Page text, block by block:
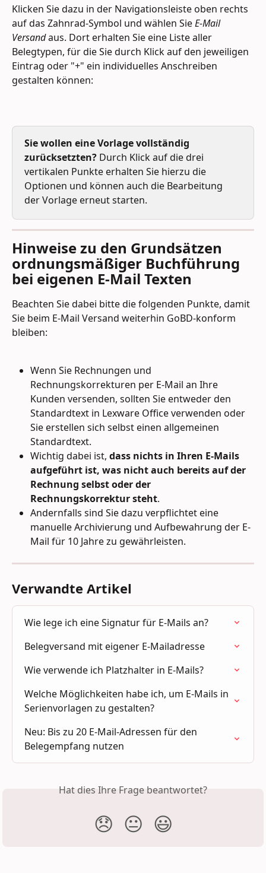
Klicken Sie dazu in der Navigationsleiste oben rechts
auf das Zahnrad-Symbol und wählen Sie E-Mail
Versand aus. Dort erhalten Sie eine Liste aller
Belegtypen, für die Sie durch Klick auf den jeweiligen
Eintrag oder "+" ein individuelles Anschreiben
gestalten können:
Sie wollen eine Vorlage vollständig
zurücksetzten? Durch Klick auf die drei
vertikalen Punkte erhalten Sie hierzu die
Optionen und können auch die Bearbeitung
der Vorlage erneut starten.
Hinweise zu den Grundsätzen
ordnungsmäßiger Buchführung
bei eigenen E-Mail Texten
Beachten Sie dabei bitte die folgenden Punkte, damit
Sie beim E-Mail Versand weiterhin GoBD-konform
bleiben:
Wenn Sie Rechnungen und
Rechnungskorrekturen per E-Mail an Ihre
Kunden versenden, sollten Sie entweder den
Standardtext in Lexware Office verwenden oder
Sie erstellen sich selbst einen allgemeinen
Standardtext.
Wichtig dabei ist, dass nichts in Ihren E-Mails
aufgeführt ist, was nicht auch bereits auf der
Rechnung selbst oder der
Rechnungskorrektur steht.
Andernfalls sind Sie dazu verpflichtet eine
manuelle Archivierung und Aufbewahrung der E-
Mail für 10 Jahre zu gewährleisten.
Verwandte Artikel
Wie lege ich eine Signatur für E-Mails an?
Belegversand mit eigener E-Mailadresse
Wie verwende ich Platzhalter in E-Mails?
Welche Möglichkeiten habe ich, um E-Mails in
Serienvorlagen zu gestalten?
Neu: Bis zu 20 E-Mail-Adressen für den
Belegempfang nutzen
Hat dies Ihre Frage beantwortet?
😞 😐 😃